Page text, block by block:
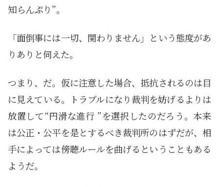
知らんぷり”。
「面倒事には一切、関わりません」という態度があ
りありと伺えた。
つまり、だ。仮に注意した場合、抵抗されるのは目
に見えている。トラブルになり裁判を妨げるよりは
放置して“円滑な進行 ”を選択したのだろう。本来
は公正・公平を是とするべき裁判所のはずだが、相
手によっては傍聴ルールを曲げるということもある
ようだ。